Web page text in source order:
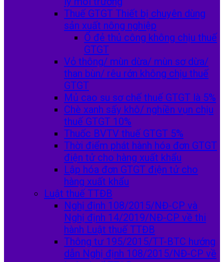
Thuế GTGT Thiết bị chuyên dùng
sản xuất nông nghiệp
Ổ đẻ thủ công không chịu thuế
GTGT
Vỏ thông/ mùn dừa/ mùn sơ dừa/
than bùn/ rêu rớn không chịu thuế
GTGT
Mủ cao su sơ chế thuế GTGT là 5%
Chè xanh sấy khô/ nghiền vụn chịu
thuế GTGT 10%
Thuốc BVTV thuế GTGT 5%
Thời điểm phát hành hóa đơn GTGT
điện tử cho hàng xuất khẩu
Lập hóa đơn GTGT điện tử cho
hàng xuất khẩu
Luật thuế TTĐB
Nghị định 108/2015/NĐ-CP và
Nghị định 14/2019/NĐ-CP về thi
hành Luật thuế TTĐB
Thông tư 195/2015/TT-BTC hướng
dẫn Nghị định 108/2015/NĐ-CP về